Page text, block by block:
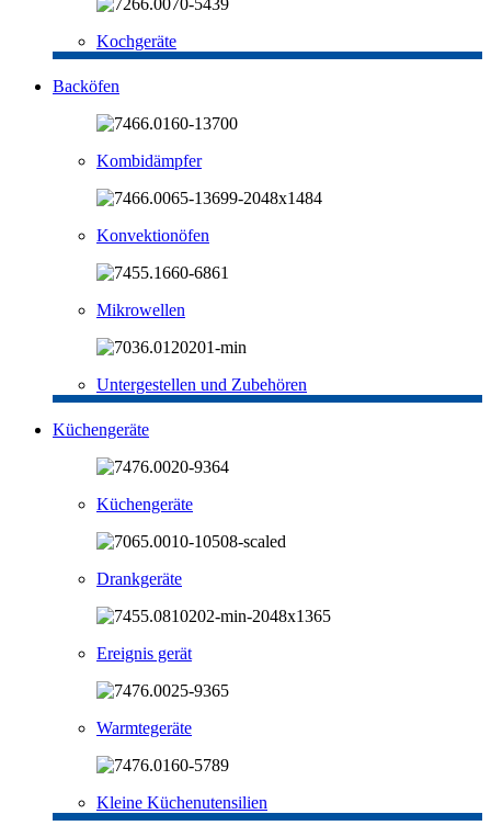
Kochgeräte
Backöfen
Kombidämpfer
Konvektionöfen
Mikrowellen
Untergestellen und Zubehören
Küchengeräte
Küchengeräte
Drankgeräte
Ereignis gerät
Warmtegeräte
Kleine Küchenutensilien